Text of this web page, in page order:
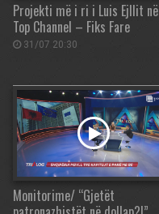
Projekti më i ri i Luis Ejllit në
Top Channel – Fiks Fare
31/07 20:30
Monitorime/ “Gjetët